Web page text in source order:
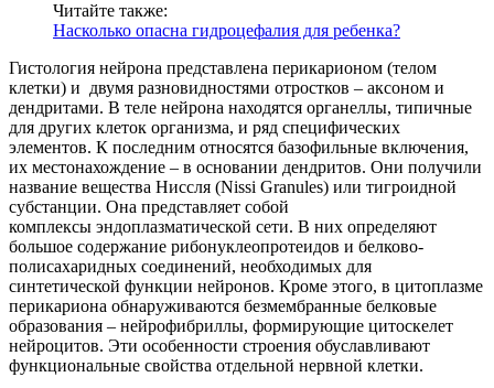
Читайте также:
Насколько опасна гидроцефалия для ребенка?
Гистология нейрона представлена перикарионом (телом
клетки) и двумя разновидностями отростков – аксоном и
дендритами. В теле нейрона находятся органеллы, типичные
для других клеток организма, и ряд специфических
элементов. К последним относятся базофильные включения,
их местонахождение – в основании дендритов. Они получили
название вещества Ниссля (Nissi Granules) или тигроидной
субстанции. Она представляет собой
комплексы эндоплазматической сети. В них определяют
большое содержание рибонуклеопротеидов и белково-
полисахаридных соединений, необходимых для
синтетической функции нейронов. Кроме этого, в цитоплазме
перикариона обнаруживаются безмембранные белковые
образования – нейрофибриллы, формирующие цитоскелет
нейроцитов. Эти особенности строения обуславливают
функциональные свойства отдельной нервной клетки.